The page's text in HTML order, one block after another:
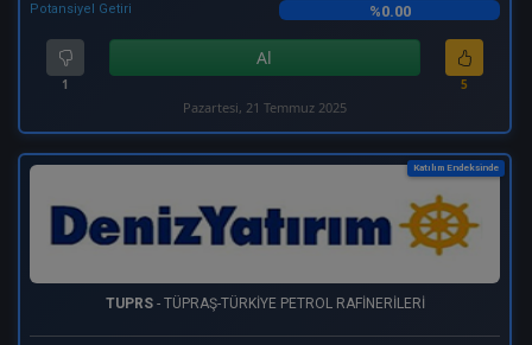
Potansiyel Getiri %0.00
1
Al
5
Pazartesi, 21 Temmuz 2025
Katılım Endeksinde
TUPRS- TÜPRAŞ-TÜRKİYE PETROL RAFİNERİLERİ